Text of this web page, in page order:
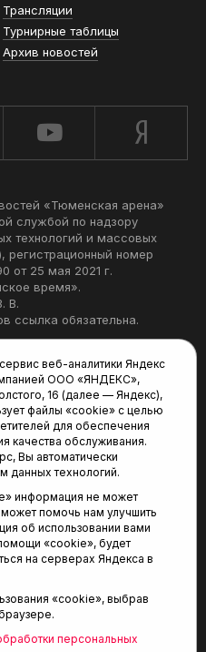
Трансляции
Турнирные таблицы
Архив новостей
«Тюменская арена»
службой по надзору
технологий и массовых
регистрационный номер
от 25 мая 2021 г.
время».
В.
ссылка обязательна.
28А
веб-аналитики Яндекс
ООО «ЯНДЕКС»,
16 (далее — Яндекс),
файлы «cookie» с целью
для обеспечения
качества обслуживания.
Вы автоматически
данных технологий.
информация не может
помочь нам улучшить
об использовании вами
«cookie», будет
на серверах Яндекса в
«cookie», выбрав
персональных